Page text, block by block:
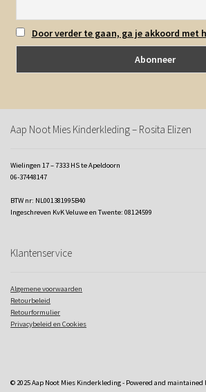
Door verder te gaan, ga je akkoord met
Aap Noot Mies Kinderkleding – Rosita Elizen
Wielingen 17 – 7333 HS te Apeldoorn
06-37448147
BTW nr: NL001381995B40
Ingeschreven KvK Veluwe en Twente: 08124599
Klantenservice
Algemene voorwaarden
Retourbeleid
Retourformulier
Privacybeleid en Cookies
© 2025 Aap Noot Mies Kinderkleding - Powered and maintained